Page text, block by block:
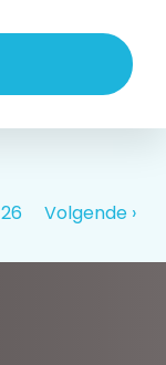
26 Volgende ›